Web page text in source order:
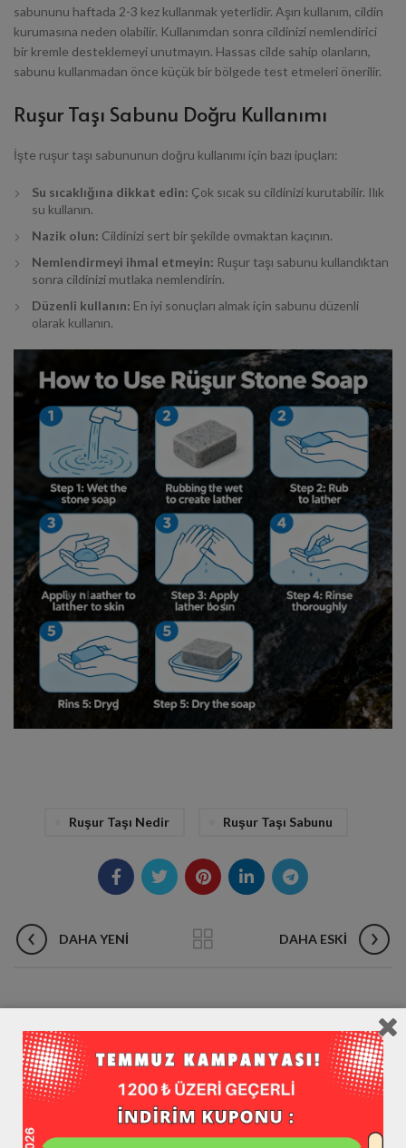
sabununu haftada 2-3 kez kullanmak yeterlidir. Aşırı kullanım, cildin
kurumasına neden olabilir. Kullanımdan sonra cildinizi nemlendirici
bir kremle desteklemeyi unutmayın. Hassas cilde sahip olanların,
sabunu kullanmadan önce küçük bir bölgede test etmeleri önerilir.
Ruşur Taşı Sabunu Doğru Kullanımı
İşte ruşur taşı sabununun doğru kullanımı için bazı ipuçları:
Su sıcaklığına dikkat edin: Çok sıcak su cildinizi kurutabilir. Ilık
su kullanın.
Nazik olun: Cildinizi sert bir şekilde ovmaktan kaçının.
Nemlendirmeyi ihmal etmeyin: Ruşur taşı sabunu kullandıktan
sonra cildinizi mutlaka nemlendirin.
Düzenli kullanın: En iyi sonuçları almak için sabunu düzenli
olarak kullanın.
Ruşur Taşı Nedir Ruşur Taşı Sabunu
DAHA YENI DAHA ESKI
İLGILI MESAJLAR
EKI